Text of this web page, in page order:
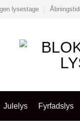
lysestage
Julelys Fyrfadslys